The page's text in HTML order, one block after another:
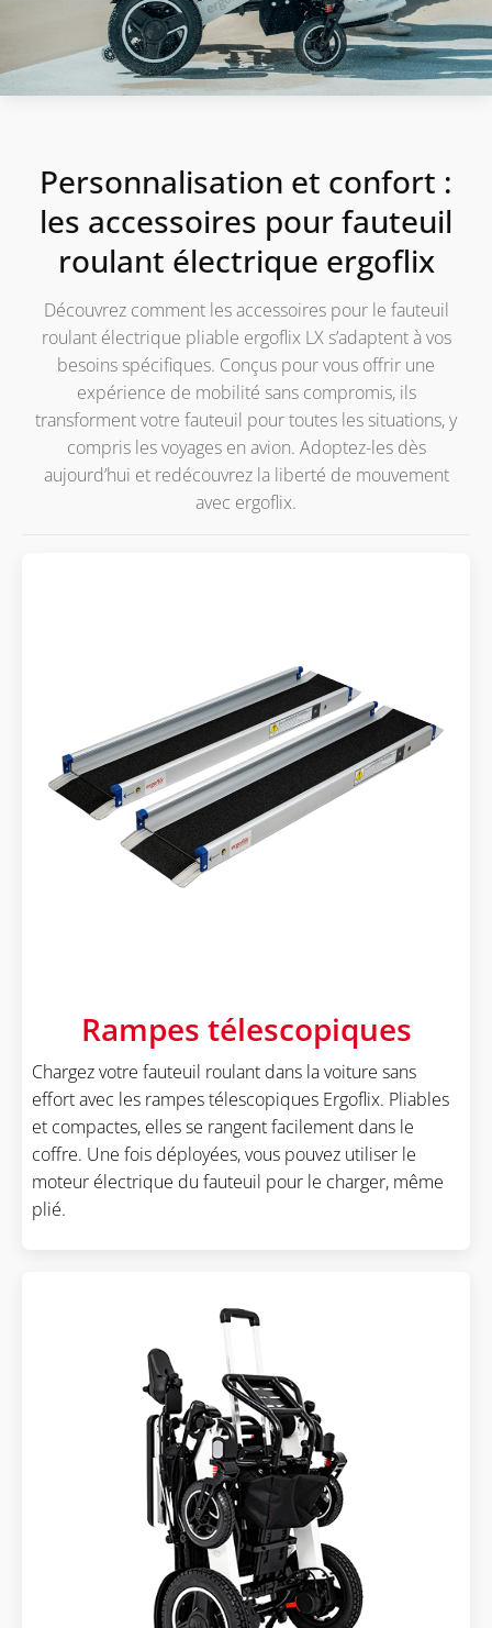
Personnalisation et confort :
les accessoires pour fauteuil
roulant électrique ergoflix
Découvrez comment les accessoires pour le fauteuil
roulant électrique pliable ergoflix LX s’adaptent à vos
besoins spécifiques. Conçus pour vous offrir une
expérience de mobilité sans compromis, ils
transforment votre fauteuil pour toutes les situations, y
compris les voyages en avion. Adoptez-les dès
aujourd’hui et redécouvrez la liberté de mouvement
avec ergoflix.
Rampes télescopiques
Chargez votre fauteuil roulant dans la voiture sans
effort avec les rampes télescopiques Ergoflix. Pliables
et compactes, elles se rangent facilement dans le
coffre. Une fois déployées, vous pouvez utiliser le
moteur électrique du fauteuil pour le charger, même
plié.